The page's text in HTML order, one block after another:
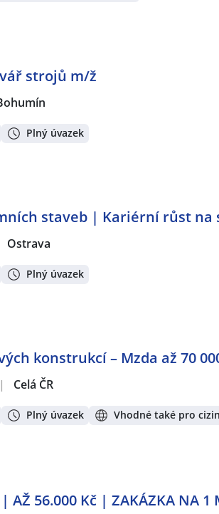
strojů m/ž
Plný úvazek
staveb | Kariérní růst na
Ostrava
Plný úvazek
konstrukcí – Mzda až 70
| Celá ČR
Plný úvazek Vhodné také pro
| AŽ 56.000 Kč | ZAKÁZKA NA 1